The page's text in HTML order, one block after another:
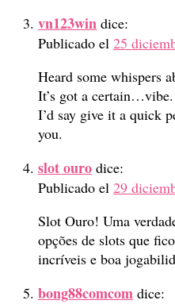
vn123win dice:
Publicado el 25
Heard some whispers
It’s got a certain…vibe.
I’d say give it a quick
you.
slot ouro dice:
Publicado el 29
Slot Ouro! Uma
opções de slots que
incríveis e boa
bong88comcom dice: